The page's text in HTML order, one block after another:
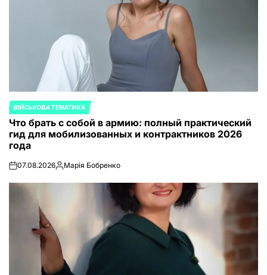
ОПУБЛИКОВАНО
В
ВІЙСЬКОВА ТЕМАТИКА
Что брать с собой в армию: полный практический
гид для мобилизованных и контрактников 2026
года
on07.08.2026Запись
Марія Бобренко